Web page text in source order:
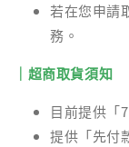
若在您申請
務。
｜超商取貨須知
目前提供「
提供「先付